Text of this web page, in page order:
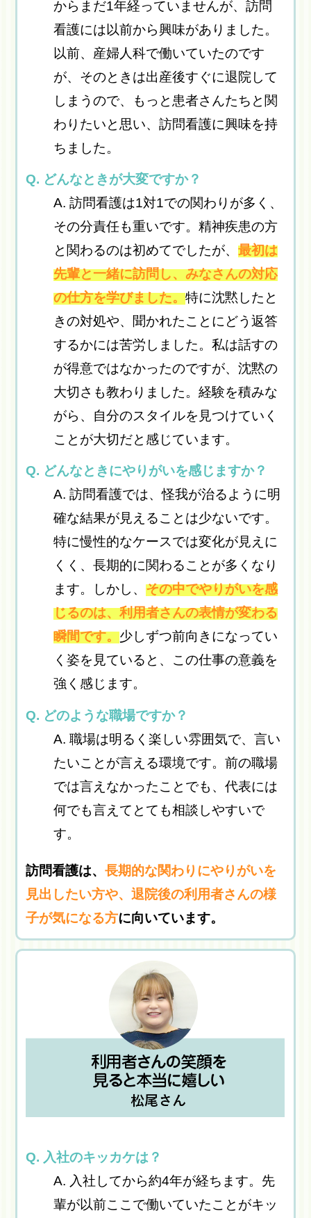
からまだ1年経っていませんが、訪問
看護には以前から興味がありました。
以前、産婦人科で働いていたのです
が、そのときは出産後すぐに退院して
しまうので、もっと患者さんたちと関
わりたいと思い、訪問看護に興味を持
ちました。
Q. どんなときが大変ですか？
A. 訪問看護は1対1での関わりが多く、
その分責任も重いです。精神疾患の方
と関わるのは初めてでしたが、最初は
先輩と一緒に訪問し、みなさんの対応
の仕方を学びました。特に沈黙したと
きの対処や、聞かれたことにどう返答
するかには苦労しました。私は話すの
が得意ではなかったのですが、沈黙の
大切さも教わりました。経験を積みな
がら、自分のスタイルを見つけていく
ことが大切だと感じています。
Q. どんなときにやりがいを感じますか？
A. 訪問看護では、怪我が治るように明
確な結果が見えることは少ないです。
特に慢性的なケースでは変化が見えに
くく、長期的に関わることが多くなり
ます。しかし、その中でやりがいを感
じるのは、利用者さんの表情が変わる
瞬間です。少しずつ前向きになってい
く姿を見ていると、この仕事の意義を
強く感じます。
Q. どのような職場ですか？
A. 職場は明るく楽しい雰囲気で、言い
たいことが言える環境です。前の職場
では言えなかったことでも、代表には
何でも言えてとても相談しやすいで
す。
訪問看護は、長期的な関わりにやりがいを
見出したい方や、退院後の利用者さんの様
子が気になる方に向いています。
Q. 入社のキッカケは？
A. 入社してから約4年が経ちます。先
輩が以前ここで働いていたことがキッ